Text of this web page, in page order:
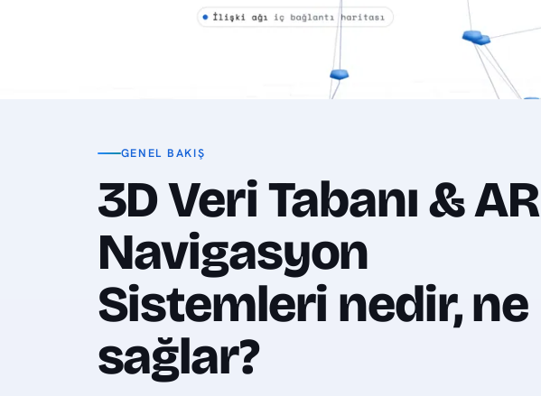
GENEL BAKIŞ
3D Veri Tabanı & AR
Navigasyon
Sistemleri nedir, ne
sağlar?